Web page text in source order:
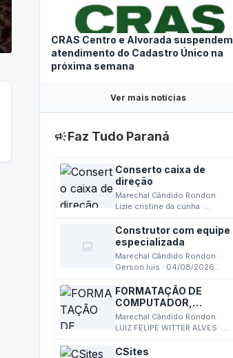
CRAS Centro e Alvorada suspendem
atendimento do Cadastro Único na
próxima semana
Ver mais notícias
campaignFaz Tudo Paraná
Conserto caixa de
direção
Marechal Cândido Rondon ·
Lizie cristine da cunha ·
image
Construtor com equipe
especializada
Marechal Cândido Rondon ·
Gerson luis · 04/08/2026
FORMATAÇÃO DE
COMPUTADOR,
MONTAGEM,
MANUTENÇÃO
Marechal Cândido Rondon ·
LUIZ FELIPE WITTER ALVES ·
CSites